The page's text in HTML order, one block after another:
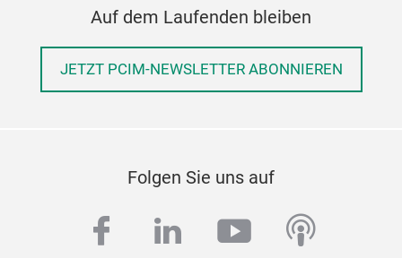
Auf dem Laufenden bleiben
JETZT PCIM-NEWSLETTER ABONNIEREN
Folgen Sie uns auf
facebook
linkedinyoutube